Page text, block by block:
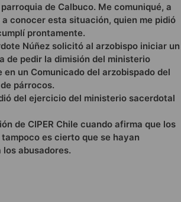
de Calbuco. Me comuniqué, a
conocer esta situación, quien me pidió
prontamente.
Núñez solicitó al arzobispo iniciar un
pedir la dimisión del ministerio
un Comunicado del arzobispado del
párrocos.
del ejercicio del ministerio sacerdotal
de CIPER Chile cuando afirma que los
es cierto que se hayan
abusadores.